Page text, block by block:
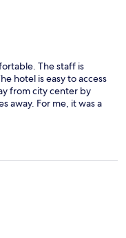
The staff is
hotel is easy to access
from city center by
away. For me, it was a